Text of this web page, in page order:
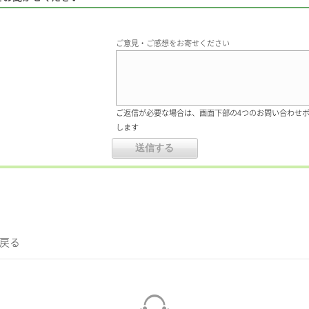
ご意見・ご感想をお寄せください
ご返信が必要な場合は、画面下部の4つのお問い合わせ
します
る